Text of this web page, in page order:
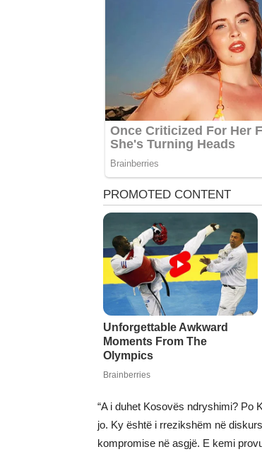
“A i duhet Kosovës ndryshimi? Po
jo. Ky është i rrezikshëm në
kompromise në asgjë. E kemi